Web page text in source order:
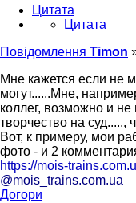
Цитата
Цитата
Повідомлення Timon
Мне кажется если не
могут......Мне,
коллег, возможно и
творчество на суд.....,
Вот, к примеру, мои
фото - и 2
https://mois-
@mois_trains.com.ua
Догори